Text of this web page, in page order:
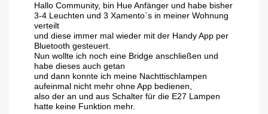
Hallo Community, bin Hue Anfänger und habe bisher
3-4 Leuchten und 3 Xamento`s in meiner Wohnung
verteilt
und diese immer mal wieder mit der Handy App per
Bluetooth gesteuert.
Nun wollte ich noch eine Bridge anschließen und
habe dieses auch getan
und dann konnte ich meine Nachttischlampen
aufeinmal nicht mehr ohne App bedienen,
also der an und aus Schalter für die E27 Lampen
hatte keine Funktion mehr.